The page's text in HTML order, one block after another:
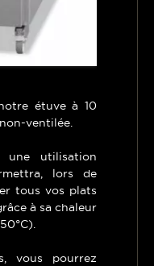
étuve à 10
ventilée.
une utilisation
lors de
tous vos plats
à sa chaleur
vous pourrez